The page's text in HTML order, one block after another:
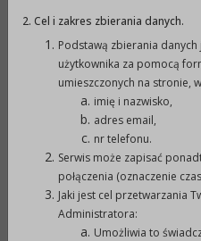
zadania.
Wysokość środków
realizację zadania wynosi –
podziałem na :
1. „Promocja Gminy
zespołowych na poziomie
- 140 000,00 zł.
2. „Promocja Gminy
uprawiających sporty
2. Cel i zakres zbierania danych.
Podstawą zbierania
użytkownika za pomocą
umieszczonych na stronie,
imię i nazwisko,
adres email,
nr telefonu.
Serwis może zapisać
połączenia (oznaczenie
Jaki jest cel przetwarzania
Administratora:
Umożliwia to